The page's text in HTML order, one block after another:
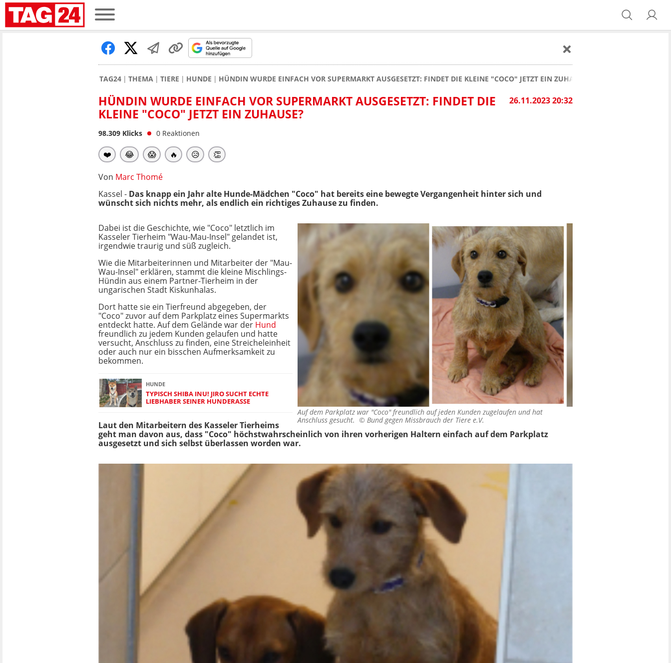
TAG24 THEMA TIERE HUNDE HÜNDIN WURDE EINFACH VOR SUPERMARKT AUSGESETZT: FINDET DIE KLEINE "COCO" JETZT EIN ZUHAUSE?
26.11.2023 20:32
HÜNDIN WURDE EINFACH VOR SUPERMARKT AUSGESETZT: FINDET DIE
KLEINE "COCO" JETZT EIN ZUHAUSE?
98.309 Klicks 0 Reaktionen
❤️ 😂 😱 🔥 😥 👏
Von Marc Thomé
Kassel - Das knapp ein Jahr alte Hunde-Mädchen "Coco" hat bereits eine bewegte Vergangenheit hinter sich und
wünscht sich nichts mehr, als endlich ein richtiges Zuhause zu finden.
Auf dem Parkplatz war "Coco" freundlich auf jeden Kunden zugelaufen und hat
Anschluss gesucht. © Bund gegen Missbrauch der Tiere e.V.
Dabei ist die Geschichte, wie "Coco" letztlich im
Kasseler Tierheim "Wau-Mau-Insel" gelandet ist,
irgendwie traurig und süß zugleich.
Wie die Mitarbeiterinnen und Mitarbeiter der "Mau-
Wau-Insel" erklären, stammt die kleine Mischlings-
Hündin aus einem Partner-Tierheim in der
ungarischen Stadt Kiskunhalas.
Dort hatte sie ein Tierfreund abgegeben, der
"Coco" zuvor auf dem Parkplatz eines Supermarkts
entdeckt hatte. Auf dem Gelände war der Hund
freundlich zu jedem Kunden gelaufen und hatte
versucht, Anschluss zu finden, eine Streicheleinheit
oder auch nur ein bisschen Aufmerksamkeit zu
bekommen.
HUNDE
TYPISCH SHIBA INU! JIRO SUCHT ECHTE
LIEBHABER SEINER HUNDERASSE
Laut den Mitarbeitern des Kasseler Tierheims
geht man davon aus, dass "Coco" höchstwahrscheinlich von ihren vorherigen Haltern einfach auf dem Parkplatz
ausgesetzt und sich selbst überlassen worden war.